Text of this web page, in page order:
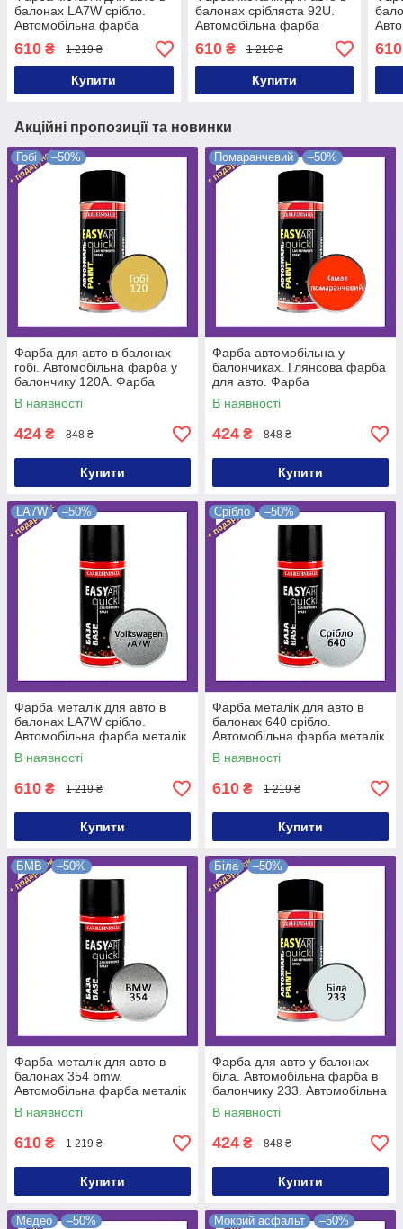
балонах LA7W срібло.
Автомобільна фарба
металік в балончику LA7W
Volkswagen
610 ₴ 1 219 ₴
Купити
балонах срібляста 92U.
Автомобільна фарба
металік у балончику 92U
Daewoo
610₴ 1 219 ₴
Купити
610
Акційні пропозиції та новинки
Гобі –50%
Фарба для авто в балонах
гобі. Автомобільна фарба у
балончику 120A. Фарба
автомобільна в балоні гобі
В наявності
424 ₴ 848 ₴
Купити
Помаранчевий –50%
Фарба автомобільна у
балончиках. Глянсова фарба
для авто. Фарба
автомобільна камаз
помаранчевий
В наявності
424 ₴ 848 ₴
Купити
LA7W –50%
Фарба металік для авто в
балонах LA7W срібло.
Автомобільна фарба металік
в балончику LA7W
Volkswagen
В наявності
610 ₴ 1 219 ₴
Купити
Срібло –50%
Фарба металік для авто в
балонах 640 срібло.
Автомобільна фарба металік
у балончику 640 срібляста
В наявності
610 ₴ 1 219 ₴
Купити
БМВ –50%
Фарба металік для авто в
балонах 354 bmw.
Автомобільна фарба металік
в балончику 354 бмв
В наявності
610 ₴ 1 219 ₴
Купити
Біла –50%
Фарба для авто у балонах
біла. Автомобільна фарба в
балончику 233. Автомобільна
фарба в балоні біла
В наявності
424 ₴ 848 ₴
Купити
Медео –50% Мокрий асфальт –50%